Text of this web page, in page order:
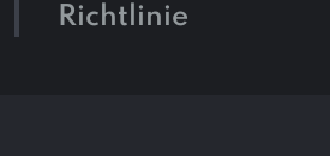
Richtlinie